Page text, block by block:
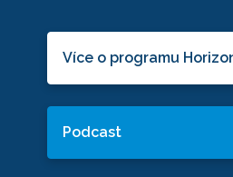
Více o programu
Podcast